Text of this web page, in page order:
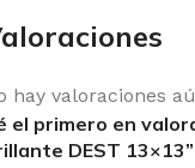
hay valoraciones
el primero en
DEST 13×13”